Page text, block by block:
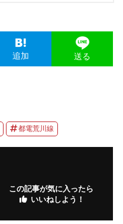
追加 送る
都電荒川線
この記事が気に入ったら
いいねしよう！